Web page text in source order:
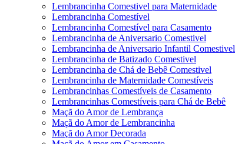
Lembrancinha Comestivel para Maternidade
Lembrancinha Comestível
Lembrancinha Comestível para Casamento
Lembrancinha de Aniversario Comestivel
Lembrancinha de Aniversario Infantil Comestivel
Lembrancinha de Batizado Comestivel
Lembrancinha de Chá de Bebê Comestivel
Lembrancinha de Maternidade Comestíveis
Lembrancinhas Comestíveis de Casamento
Lembrancinhas Comestíveis para Chá de Bebê
Maçã do Amor de Lembrança
Maçã do Amor de Lembrancinha
Maçã do Amor Decorada